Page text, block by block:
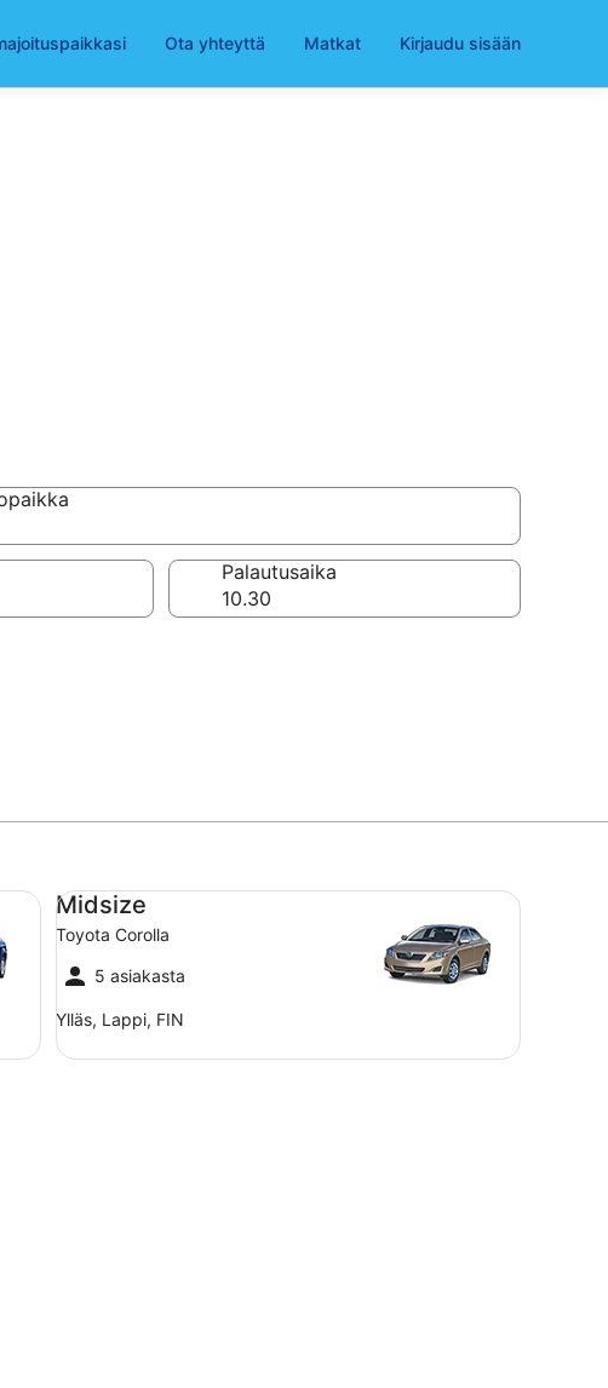
Ota yhteyttä Matkat Kirjaudu sisään
Palautusaika
Midsize
Toyota Corolla
5 asiakasta
Ylläs, Lappi, FIN
Midsize Toyota Corolla